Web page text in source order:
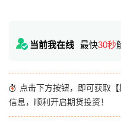
当前我在线 最快30秒
点击下方按钮，即可获取
信息，顺利开启期货投资！